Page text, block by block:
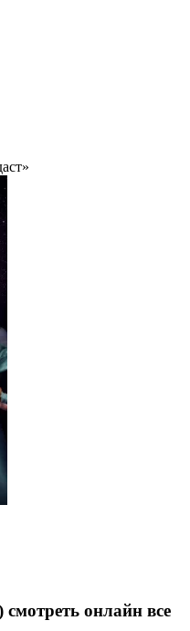
смотреть онлайн все